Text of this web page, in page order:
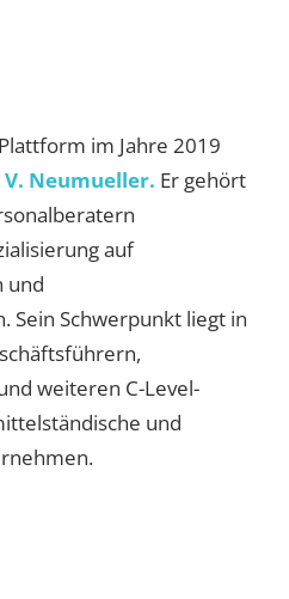
im Jahre 2019
Neumueller. Er gehört
auf
und
Sein Schwerpunkt liegt in
weiteren C-Level-
und